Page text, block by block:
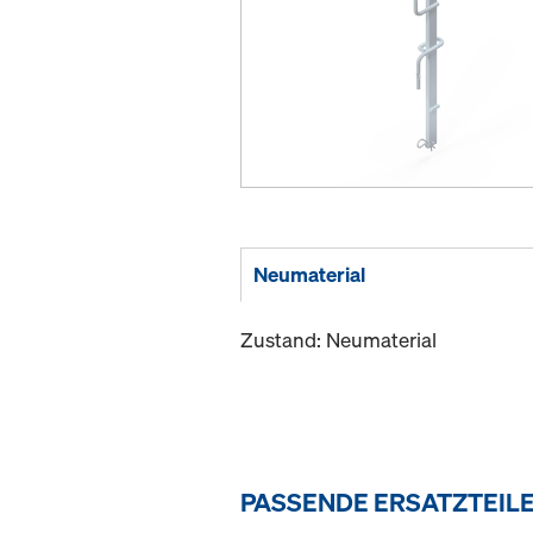
Neumaterial
Zustand: Neumaterial
PASSENDE ERSATZTEILE